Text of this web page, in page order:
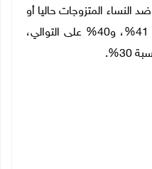
النساء المتزوجات حاليا أو
اللواتي سبق لهن الزواج فبلغت 41%، و40% على التوالي،
30
%
.